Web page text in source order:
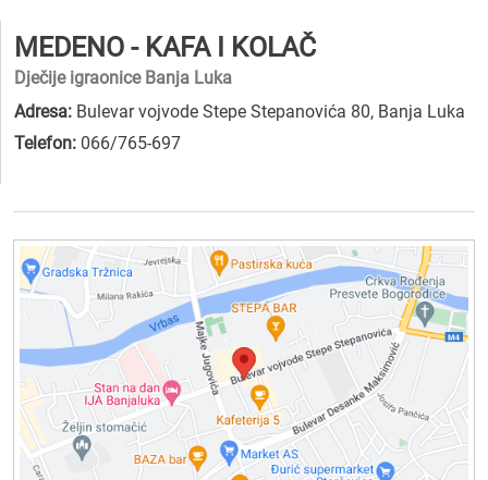
MEDENO - KAFA I KOLAČ
Dječije igraonice Banja Luka
Adresa: Bulevar vojvode Stepe Stepanovića 80, Banja Luka
Telefon: 066/765-697